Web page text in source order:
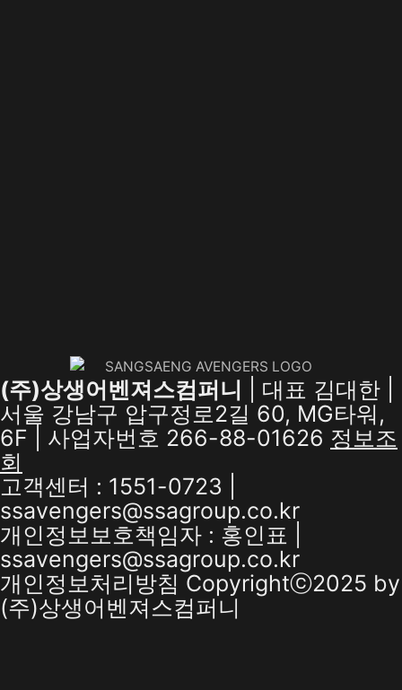
(주)상생어벤져스컴퍼니 | 대표 김대한 |
서울 강남구 압구정로2길 60, MG타워,
6F | 사업자번호 266-88-01626 정보조
회
고객센터 : 1551-0723 |
ssavengers@ssagroup.co.kr
개인정보보호책임자 : 홍인표 |
ssavengers@ssagroup.co.kr
개인정보처리방침 Copyrightⓒ2025 by
(주)상생어벤져스컴퍼니